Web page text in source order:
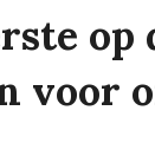
op
voor